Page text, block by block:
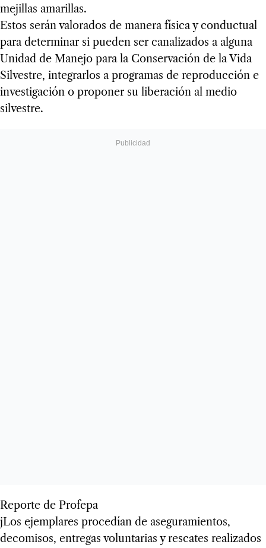
mejillas amarillas.
Estos serán valorados de manera física y conductual
para determinar si pueden ser canalizados a alguna
Unidad de Manejo para la Conservación de la Vida
Silvestre, integrarlos a programas de reproducción e
investigación o proponer su liberación al medio
silvestre.
Reporte de Profepa
jLos ejemplares procedían de aseguramientos,
decomisos, entregas voluntarias y rescates realizados